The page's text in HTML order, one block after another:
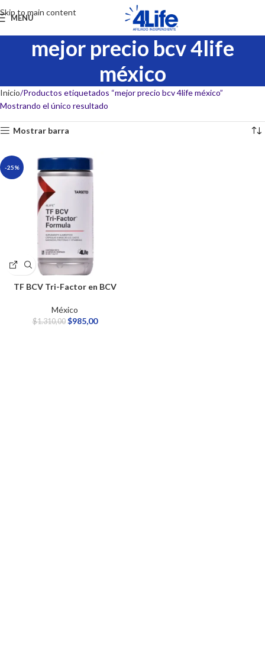
Skip to main content
MENU
mejor precio bcv 4life
méxico
Inicio Productos etiquetados “mejor precio bcv 4life méxico”
Mostrando el único resultado
Mostrar barra
-25%
TF BCV Tri-Factor en BCV
México
$1.310,00 $985,00